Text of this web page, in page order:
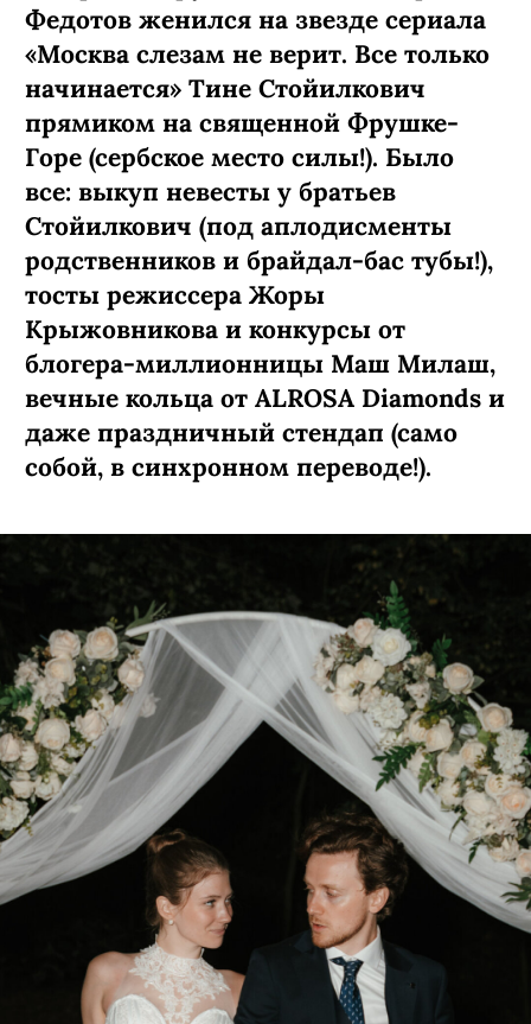
Федотов женился на звезде сериала
«Москва слезам не верит. Все только
начинается» Тине Стойилкович
прямиком на священной Фрушке-
Горе (сербское место силы!). Было
все: выкуп невесты у братьев
Стойилкович (под аплодисменты
родственников и брайдал-бас тубы!),
тосты режиссера Жоры
Крыжовникова и конкурсы от
блогера-миллионницы Маш Милаш,
вечные кольца от ALROSA Diamonds и
даже праздничный стендап (само
собой, в синхронном переводе!).